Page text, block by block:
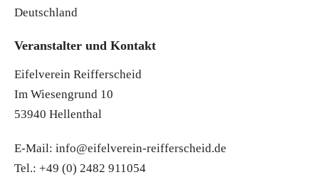
Deutschland
Veranstalter und Kontakt
Eifelverein Reifferscheid
Im Wiesengrund 10
53940 Hellenthal
E-Mail: info@eifelverein-reifferscheid.de
Tel.: +49 (0) 2482 911054